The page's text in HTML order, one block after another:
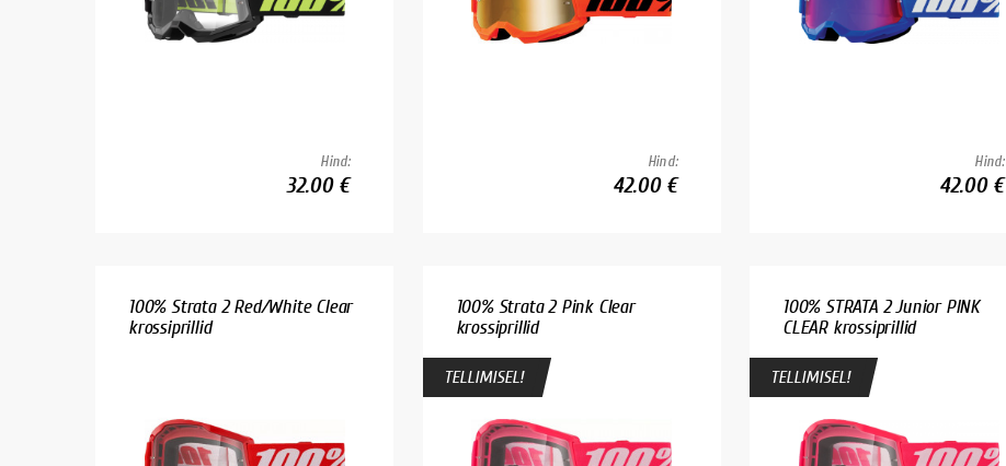
Hind:
32.00 €
Hind:
42.00 €
Hind:
42.00 €
100% Strata 2 Red/White Clear
krossiprillid
100% Strata 2 Pink Clear
krossiprillid
TELLIMISEL!
100% STRATA 2 Junior PINK
CLEAR krossiprillid
TELLIMISEL!